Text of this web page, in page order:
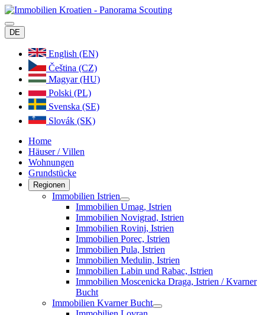
DE
English (EN)
Čeština (CZ)
Magyar (HU)
Polski (PL)
Svenska (SE)
Slovák (SK)
Home
Häuser / Villen
Wohnungen
Grundstücke
Regionen
Immobilien Istrien
Immobilien Umag, Istrien
Immobilien Novigrad, Istrien
Immobilien Rovinj, Istrien
Immobilien Porec, Istrien
Immobilien Pula, Istrien
Immobilien Medulin, Istrien
Immobilien Labin und Rabac, Istrien
Immobilien Moscenicka Draga, Istrien / Kvarner
Bucht
Immobilien Kvarner Bucht